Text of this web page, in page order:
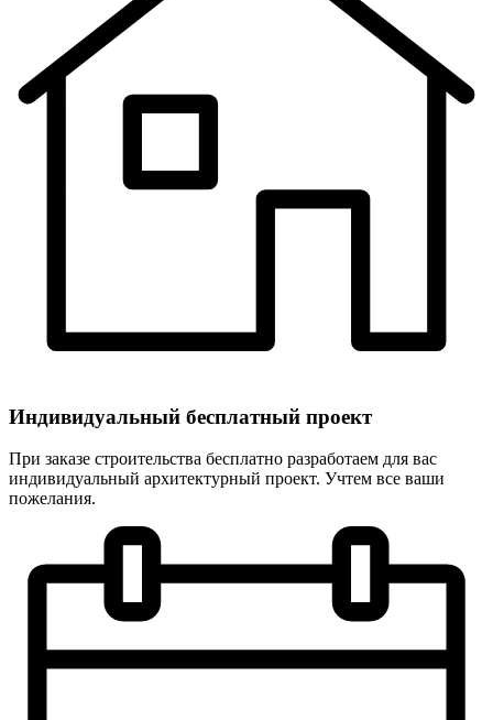
Индивидуальный бесплатный проект
При заказе строительства бесплатно разработаем для вас
индивидуальный архитектурный проект. Учтем все ваши
пожелания.